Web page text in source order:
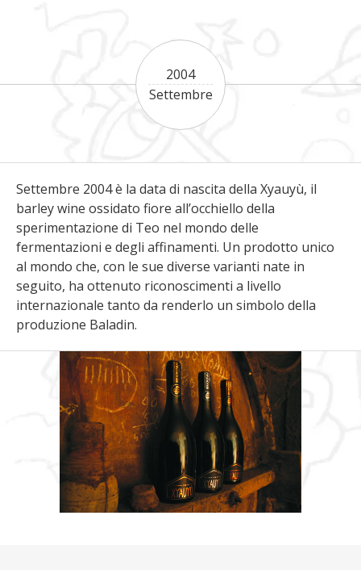
2004
Settembre
Settembre 2004 è la data di nascita della Xyauyù, il
barley wine ossidato fiore all’occhiello della
sperimentazione di Teo nel mondo delle
fermentazioni e degli affinamenti. Un prodotto unico
al mondo che, con le sue diverse varianti nate in
seguito, ha ottenuto riconoscimenti a livello
internazionale tanto da renderlo un simbolo della
produzione Baladin.